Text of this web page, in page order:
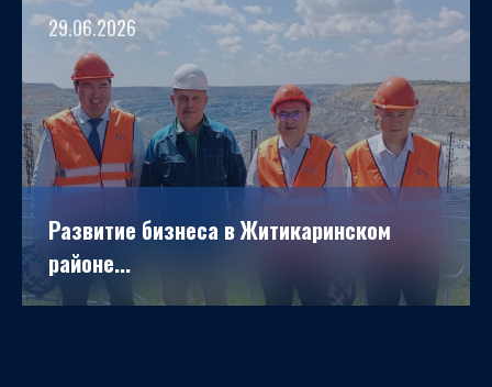
29.06.2026
Развитие бизнеса в Житикаринском
районе...